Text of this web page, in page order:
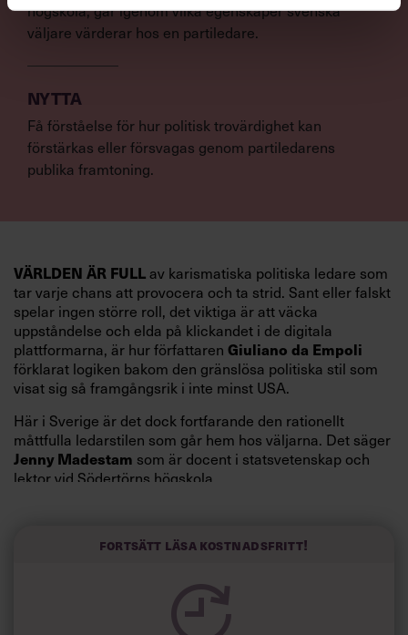
högskola, går igenom vilka egenskaper svenska
väljare värderar hos en partiledare.
NYTTA
Få förståelse för hur politisk trovärdighet kan
förstärkas eller försvagas genom partiledarens
publika framtoning.
VÄRLDEN ÄR FULLav karismatiska politiska ledare som
tar varje chans att provocera och ta strid. Sant eller falskt
spelar ingen större roll, det viktiga är att väcka
uppståndelse och elda på klickandet i de digitala
plattformarna, är hur författaren Giuliano da Empoli
förklarat logiken bakom den gränslösa politiska stil som
visat sig så framgångsrik i inte minst USA.
Här i Sverige är det dock fortfarande den rationellt
måttfulla ledarstilen som går hem hos väljarna. Det säger
Jenny Madestam som är docent i statsvetenskap och
lektor vid Södertörns högskola.
kompetenta och stå med båda fötterna på jorden. Hellre
spelevink i högklackat, är hur jag brukar sammanfatta de
önskningar som svenskarna för fram i undersökningar.”
Fortsätt läsa kostnadsfritt!